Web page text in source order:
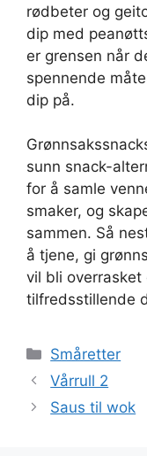
rødbeter og
dip med
er grensen når
spennende
dip på.
sunn snack-
for å samle
smaker, og
sammen. Så
å tjene, gi
vil bli overrasket
tilfredsstillende
Kategorier
Småretter
Vårrull 2
Saus til wok